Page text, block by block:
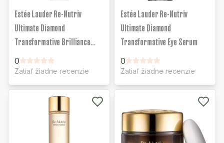
Estée Lauder Re-Nutriv
Ultimate Diamond
Transformative Brilliance
Serum
0
Zatiaľ žiadne recenzie
Estée Lauder Re-Nutriv
Ultimate Diamond
Transformative Eye Serum
0
Zatiaľ žiadne recenzie